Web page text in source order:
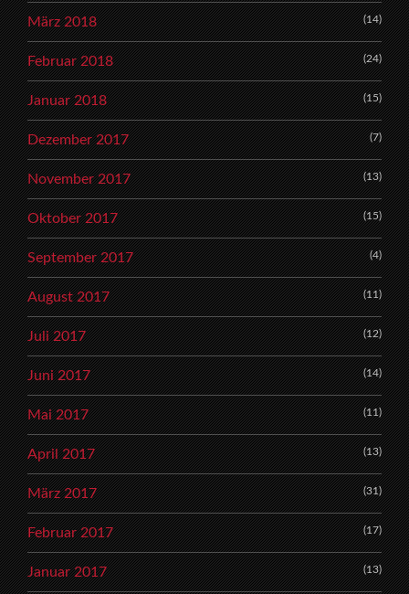
März 2018 (14)
Februar 2018 (24)
Januar 2018 (15)
Dezember 2017 (7)
November 2017 (13)
Oktober 2017 (15)
September 2017 (4)
August 2017 (11)
Juli 2017 (12)
Juni 2017 (14)
Mai 2017 (11)
April 2017 (13)
März 2017 (31)
Februar 2017 (17)
Januar 2017 (13)